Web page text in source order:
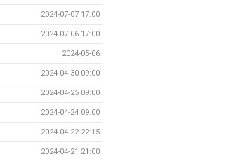
2024-07-07 17:00
2024-07-06 17:00
2024-05-06
2024-04-30 09:00
2024-04-25 09:00
2024-04-24 09:00
2024-04-22 22:15
2024-04-21 21:00